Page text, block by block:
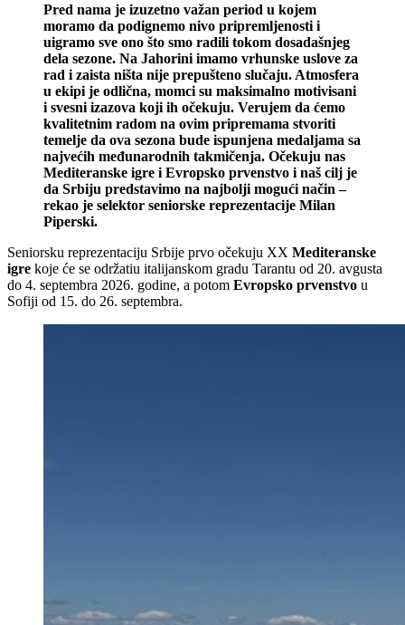
Pred nama je izuzetno važan period u kojem
moramo da podignemo nivo pripremljenosti i
uigramo sve ono što smo radili tokom dosadašnjeg
dela sezone. Na Jahorini imamo vrhunske uslove za
rad i zaista ništa nije prepušteno slučaju. Atmosfera
u ekipi je odlična, momci su maksimalno motivisani
i svesni izazova koji ih očekuju. Verujem da ćemo
kvalitetnim radom na ovim pripremama stvoriti
temelje da ova sezona bude ispunjena medaljama sa
najvećih međunarodnih takmičenja. Očekuju nas
Mediteranske igre i Evropsko prvenstvo i naš cilj je
da Srbiju predstavimo na najbolji mogući način –
rekao je selektor seniorske reprezentacije Milan
Piperski.
Seniorsku reprezentaciju Srbije prvo očekuju XX Mediteranske
igre koje će se održatiu italijanskom gradu Tarantu od 20. avgusta
do 4. septembra 2026. godine, a potom Evropsko prvenstvo u
Sofiji od 15. do 26. septembra.